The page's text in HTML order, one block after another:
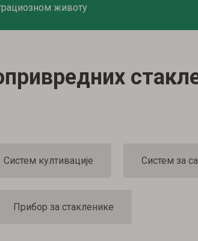
животу
Систем култивације Систем за
Прибор за стакленике